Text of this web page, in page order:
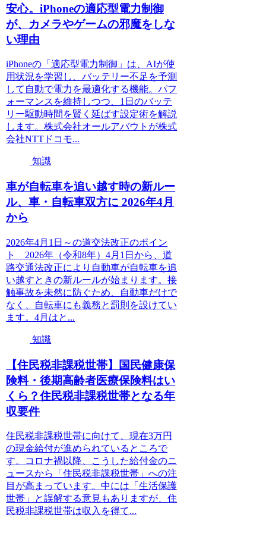
安心。iPhoneの適応型電力制御
が、カメラやゲームの邪魔をしな
い理由
iPhoneの「適応型電力制御」は、AIが使
用状況を学習し、バッテリー不足を予測
して自動で電力を最適化する機能。パフ
ォーマンスを維持しつつ、1日のバッテ
リー駆動時間を賢く延ばす設定術を解説
します。株式会社オールアバウトが株式
会社NTTドコモ...
知識
車が自転車を追い越す時の新ルー
ル、車・自転車双方に 2026年4月
から
2026年4月1日～の道交法改正のポイン
ト 2026年（令和8年）4月1日から、道
路交通法改正により自動車が自転車を追
い越すときの新ルールが始まります。接
触事故を未然に防ぐため、自動車だけで
なく、自転車にも義務と罰則を設けてい
ます。4月はと...
知識
【住民税非課税世帯】国民健康保
険料・後期高齢者医療保険料はい
くら？住民税非課税世帯となる年
収要件
住民税非課税世帯に向けて、現在3万円
の現金給付が進められているところで
す。コロナ禍以降、こうした給付金のニ
ュースから「住民税非課税世帯」への注
目が高まっています。中には「生活保護
世帯」と誤解する意見もありますが、住
民税非課税世帯は収入を得て...